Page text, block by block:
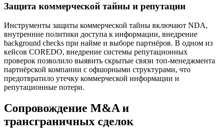
Защита коммерческой тайны и репутации
Инструменты защиты коммерческой тайны включают NDA,
внутренние политики доступа к информации, внедрение
background checks при найме и выборе партнёров. В одном из
кейсов COREDO, внедрение системы репутационных
проверок позволило выявить скрытые связи топ-менеджмента
партнёрской компании с офшорными структурами, что
предотвратило утечку коммерческой информации и
репутационные потери.
Сопровождение M&A и
трансграничных сделок